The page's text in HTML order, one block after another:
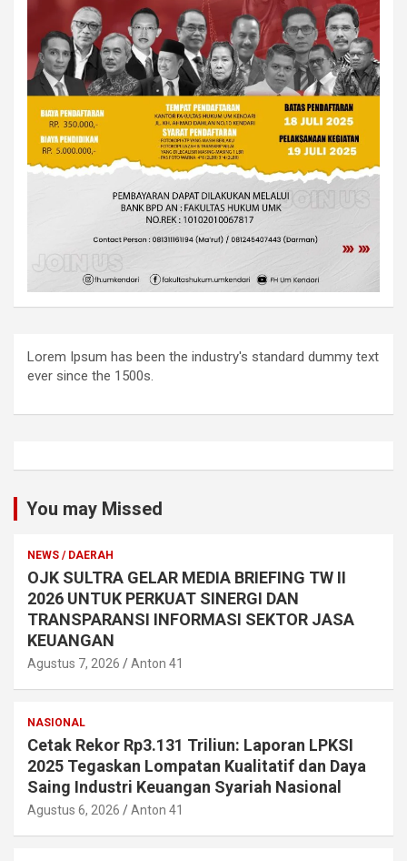
Lorem Ipsum has been the industry's standard dummy text
ever since the 1500s.
You may Missed
NEWS / DAERAH
OJK SULTRA GELAR MEDIA BRIEFING TW II
2026 UNTUK PERKUAT SINERGI DAN
TRANSPARANSI INFORMASI SEKTOR JASA
KEUANGAN
Agustus 7, 2026 Anton 41
NASIONAL
Cetak Rekor Rp3.131 Triliun: Laporan LPKSI
2025 Tegaskan Lompatan Kualitatif dan Daya
Saing Industri Keuangan Syariah Nasional
Agustus 6, 2026 Anton 41